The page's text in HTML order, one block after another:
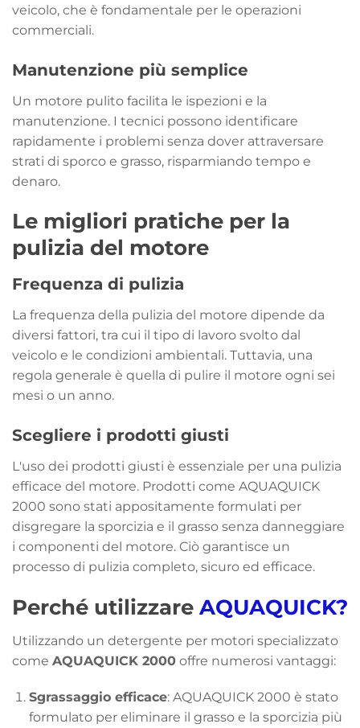
veicolo, che è fondamentale per le operazioni
commerciali.
Manutenzione più semplice
Un motore pulito facilita le ispezioni e la
manutenzione. I tecnici possono identificare
rapidamente i problemi senza dover attraversare
strati di sporco e grasso, risparmiando tempo e
denaro.
Le migliori pratiche per la
pulizia del motore
Frequenza di pulizia
La frequenza della pulizia del motore dipende da
diversi fattori, tra cui il tipo di lavoro svolto dal
veicolo e le condizioni ambientali. Tuttavia, una
regola generale è quella di pulire il motore ogni sei
mesi o un anno.
Scegliere i prodotti giusti
L'uso dei prodotti giusti è essenziale per una pulizia
efficace del motore. Prodotti come AQUAQUICK
2000 sono stati appositamente formulati per
disgregare la sporcizia e il grasso senza danneggiare
i componenti del motore. Ciò garantisce un
processo di pulizia completo, sicuro ed efficace.
Perché utilizzare AQUAQUICK?
Utilizzando un detergente per motori specializzato
come AQUAQUICK 2000 offre numerosi vantaggi:
Sgrassaggio efficace: AQUAQUICK 2000 è stato
formulato per eliminare il grasso e la sporcizia più